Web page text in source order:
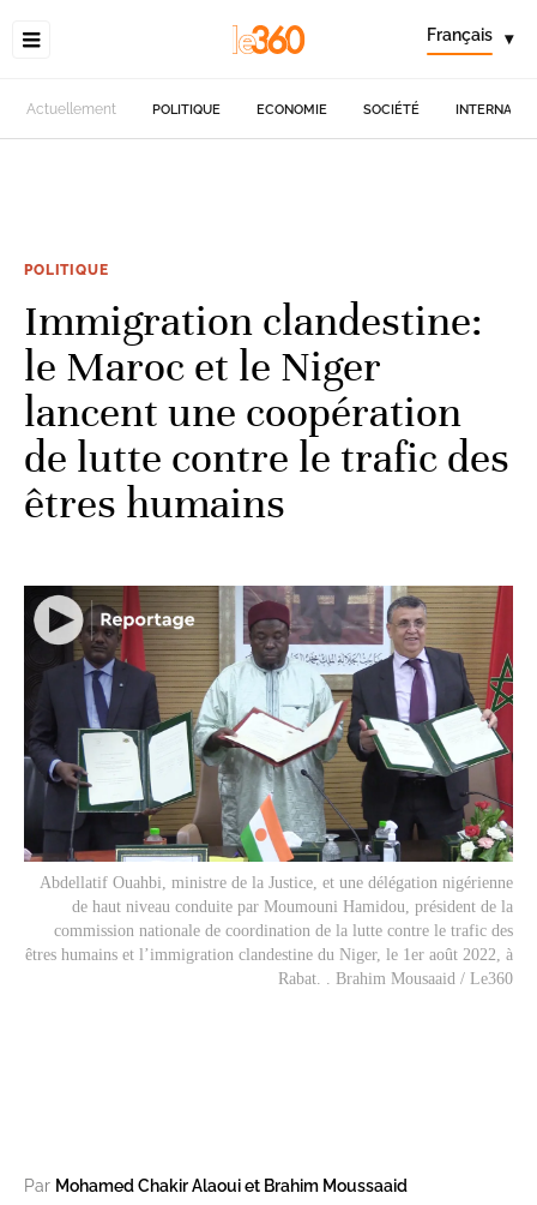
Français ▾
Actuellement POLITIQUE ECONOMIE SOCIÉTÉ
POLITIQUE
Immigration clandestine:
le Maroc et le Niger
lancent une coopération
de lutte contre le trafic des
êtres humains
Abdellatif Ouahbi, ministre de la Justice, et une délégation nigérienne
de haut niveau conduite par Moumouni Hamidou, président de la
commission nationale de coordination de la lutte contre le trafic des
êtres humains et l’immigration clandestine du Niger, le 1er août 2022, à
Rabat. . Brahim Mousaaid / Le360
Par Mohamed Chakir Alaoui et Brahim Moussaaid